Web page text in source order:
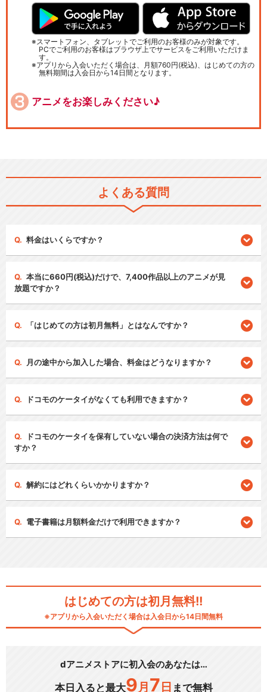
スマートフォン、タブレットでご利用のお客様のみが対象です。
PCでご利用のお客様はブラウザ上でサービスをご利用いただけま
す。
アプリから入会いただく場合は、月額760円(税込)、はじめての方の
無料期間は入会日から14日間となります。
アニメをお楽しみください♪
よくある質問
料金はいくらですか？
本当に660円(税込)だけで、7,400作品以上のアニメが見
放題ですか？
「はじめての方は初月無料」とはなんですか？
月の途中から加入した場合、料金はどうなりますか？
ドコモのケータイがなくても利用できますか？
ドコモのケータイを保有していない場合の決済方法は何で
すか？
解約にはどれくらいかかりますか？
電子書籍は月額料金だけで利用できますか？
はじめての方は初月無料!!
※アプリから入会いただく場合は入会日から14日間無料
dアニメストアに初入会のあなたは…
本日入ると最大9 月 7 日 まで無料